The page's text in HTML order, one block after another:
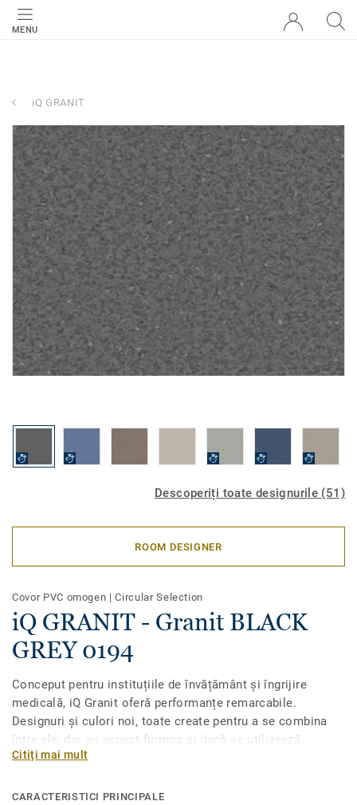
MENU
iQ GRANIT
Descoperiți toate designurile (51)
ROOM DESIGNER
Covor PVC omogen |Circular Selection
iQ GRANIT - Granit BLACK
GREY 0194
Conceput pentru instituțiile de învățământ și îngrijire
medicală, iQ Granit oferă performanțe remarcabile.
Designuri și culori noi, toate create pentru a se combina
între ele, dar au aspect frumos și dacă se utilizează
individual. iQ Granit oferă durabilitate extremă, precum și
toate zonele cu trafic intens. Nu este nevoie de lustruire
Citiți mai mult
CARACTERISTICI PRINCIPALE